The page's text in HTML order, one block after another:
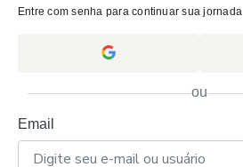
Entre com senha para continuar sua jornada
ou
Email